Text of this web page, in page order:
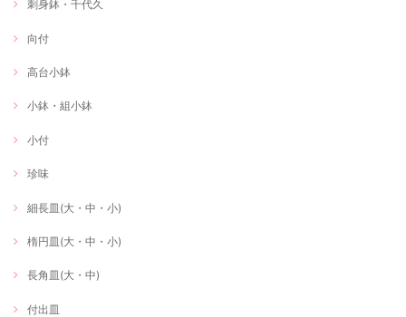
刺身鉢・千代久
向付
高台小鉢
小鉢・組小鉢
小付
珍味
細長皿(大・中・小)
楕円皿(大・中・小)
長角皿(大・中)
付出皿